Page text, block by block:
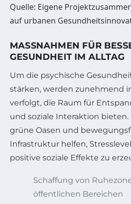
Quelle: Eigene
auf urbanen
MASSNAHMEN FÜR
ESUNDHEIT IM ALLTAG
Um die psychische
stärken, werden zunehmend
verfolgt, die Raum für
und soziale Interaktion bieten.
grüne Oasen und
Infrastruktur helfen,
positive soziale Effekte zu
Schaffung von
öffentlichen Bereichen